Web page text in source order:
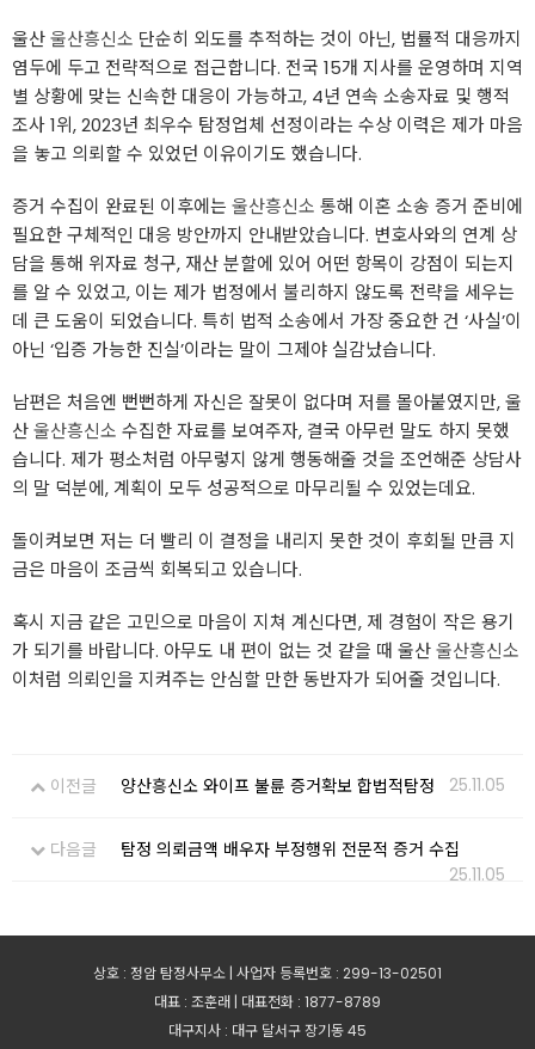
울산울산흥신소 단순히 외도를 추적하는 것이 아닌, 법률적 대응까지
염두에 두고 전략적으로 접근합니다. 전국 15개 지사를 운영하며 지역
별 상황에 맞는 신속한 대응이 가능하고, 4년 연속 소송자료 및 행적
조사 1위, 2023년 최우수 탐정업체 선정이라는 수상 이력은 제가 마음
을 놓고 의뢰할 수 있었던 이유이기도 했습니다.
증거 수집이 완료된 이후에는 울산흥신소 통해 이혼 소송 증거 준비에
필요한 구체적인 대응 방안까지 안내받았습니다. 변호사와의 연계 상
담을 통해 위자료 청구, 재산 분할에 있어 어떤 항목이 강점이 되는지
를 알 수 있었고, 이는 제가 법정에서 불리하지 않도록 전략을 세우는
데 큰 도움이 되었습니다. 특히 법적 소송에서 가장 중요한 건 ‘사실’이
아닌 ‘입증 가능한 진실’이라는 말이 그제야 실감났습니다.
남편은 처음엔 뻔뻔하게 자신은 잘못이 없다며 저를 몰아붙였지만, 울
산울산흥신소 수집한 자료를 보여주자, 결국 아무런 말도 하지 못했
습니다. 제가 평소처럼 아무렇지 않게 행동해줄 것을 조언해준 상담사
의 말 덕분에, 계획이 모두 성공적으로 마무리될 수 있었는데요.
돌이켜보면 저는 더 빨리 이 결정을 내리지 못한 것이 후회될 만큼 지
금은 마음이 조금씩 회복되고 있습니다.
혹시 지금 같은 고민으로 마음이 지쳐 계신다면, 제 경험이 작은 용기
가 되기를 바랍니다. 아무도 내 편이 없는 것 같을 때 울산울산흥신소
이처럼 의뢰인을 지켜주는 안심할 만한 동반자가 되어줄 것입니다.
이전글 양산흥신소 와이프 불륜 증거확보 합법적탐정 25.11.05
다음글
탐정 의뢰금액 배우자 부정행위 전문적 증거 수집
25.11.05
상호 : 정암 탐정사무소 | 사업자 등록번호 : 299-13-02501
대표 : 조훈래 | 대표전화 : 1877-8789
대구지사 : 대구 달서구 장기동 45